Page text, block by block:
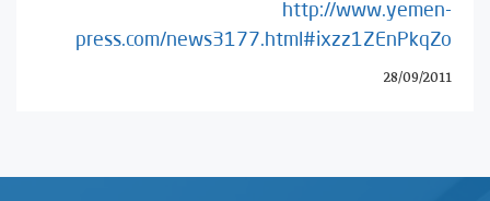
http://www.yemen-
press.com/news3177.html#ixzz1ZEnPkqZo
28/09/2011